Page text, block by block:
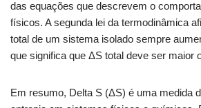
das equações que descrevem o
físicos. A segunda lei da termodinâmica
total de um sistema isolado sempre
que significa que ΔS total deve ser maior
Em resumo, Delta S (ΔS) é uma medida